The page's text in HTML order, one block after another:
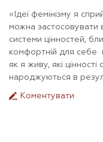
«Ідеї фемінізму я
можна застосовувати
системи цінностей,
комфортній для себе
як я живу, які цінності
народжуються в
Коментувати